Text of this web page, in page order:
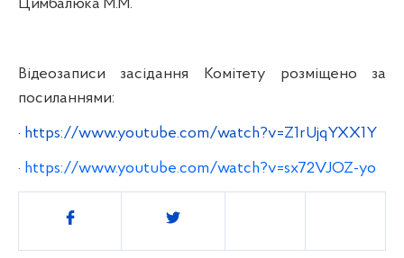
Цимбалюка М.М.
Відеозаписи засідання Комітету розміщено за
посиланнями:
· https://www.youtube.com/watch?v=Z1rUjqYXX1Y
· https://www.youtube.com/watch?v=sx72VJOZ-yo
Поділитись